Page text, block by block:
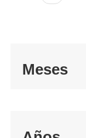
Meses